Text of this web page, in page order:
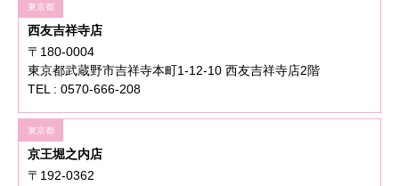
東京都
西友吉祥寺店
〒180-0004
東京都武蔵野市吉祥寺本町1-12-10 西友吉祥寺店2階
TEL : 0570-666-208
東京都
京王堀之内店
〒192-0362